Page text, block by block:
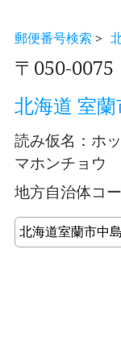
郵便番号検索 >
〒050-0075
北海道 室
読み仮名：ホ
マホンチョウ
地方自治体コ